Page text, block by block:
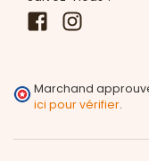
Facebook
Marchand
ici pour vérifier.